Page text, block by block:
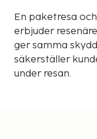
En paketresa
erbjuder
ger samma
säkerställer
under resan.